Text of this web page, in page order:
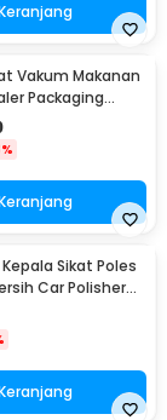
Vakum Makanan
Packaging
Bag - HP-9008
Kepala Sikat Poles
Car Polisher